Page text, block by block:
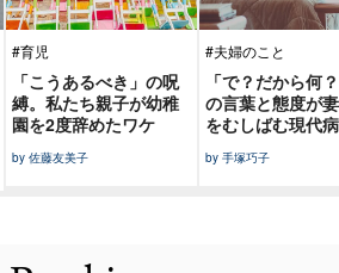
#育児
「こうあるべき」の呪
縛。私たち親子が幼稚
園を2度辞めたワケ
by 佐藤友美子
#夫婦のこと
「で？だから何
の言葉と態度が
をむしばむ現代病
by 手塚巧子